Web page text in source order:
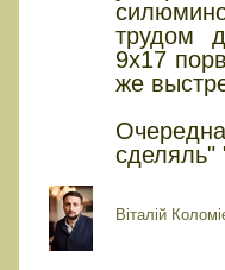
трудом
9х17
же
сделяль"
Віталій